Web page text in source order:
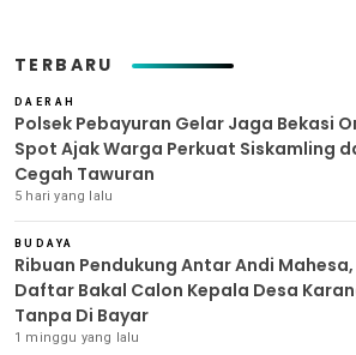
TERBARU
DAERAH
Polsek Pebayuran Gelar Jaga Bekasi
Spot Ajak Warga Perkuat Siskamling
Cegah Tawuran
5 hari yang lalu
BUDAYA
Ribuan Pendukung Antar Andi Mahesa,
Daftar Bakal Calon Kepala Desa
Tanpa Di Bayar
1 minggu yang lalu